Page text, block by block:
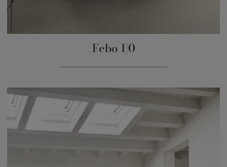
Febo 1|0